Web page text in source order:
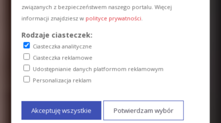
związanych z bezpieczeństwem naszego portalu. Więcej
informacji znajdziesz w polityce prywatności.
Rodzaje ciasteczek:
Ciasteczka analityczne
Ciasteczka reklamowe
Udostępnianie danych platformom reklamowym
Personalizacja reklam
Akceptuję wszystkie Potwierdzam wybór